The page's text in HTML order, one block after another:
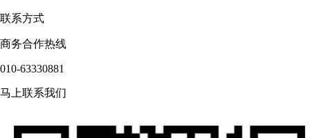
联系方式
商务合作热线
010-63330881
马上联系我们